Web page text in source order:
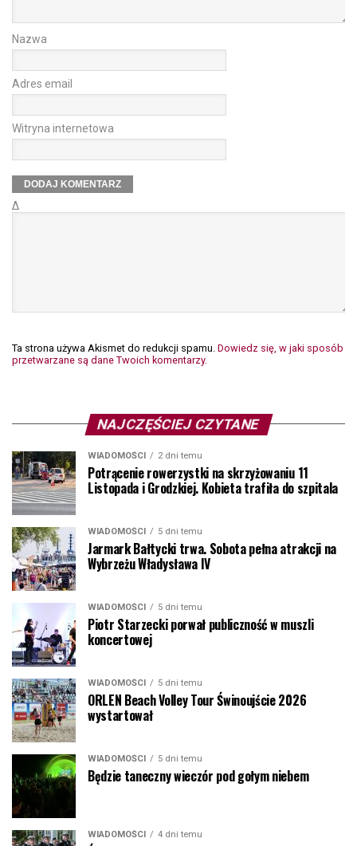
Nazwa
Adres email
Witryna internetowa
Δ
Ta strona używa Akismet do redukcji spamu. Dowiedz się, w jaki sposób
przetwarzane są dane Twoich komentarzy.
NAJCZĘŚCIEJ CZYTANE
WIADOMOŚCI 2 dni temu
Potrącenie rowerzystki na skrzyżowaniu 11
Listopada i Grodzkiej. Kobieta trafiła do szpitala
WIADOMOŚCI 5 dni temu
Jarmark Bałtycki trwa. Sobota pełna atrakcji na
Wybrzeżu Władysława IV
WIADOMOŚCI 5 dni temu
Piotr Starzecki porwał publiczność w muszli
koncertowej
WIADOMOŚCI 5 dni temu
ORLEN Beach Volley Tour Świnoujście 2026
wystartował
WIADOMOŚCI 5 dni temu
Będzie taneczny wieczór pod gołym niebem
WIADOMOŚCI 4 dni temu